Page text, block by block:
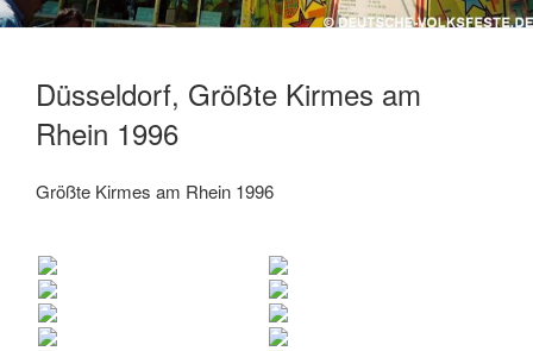
Düsseldorf, Größte Kirmes am
Rhein 1996
Größte Kirmes am Rhein 1996